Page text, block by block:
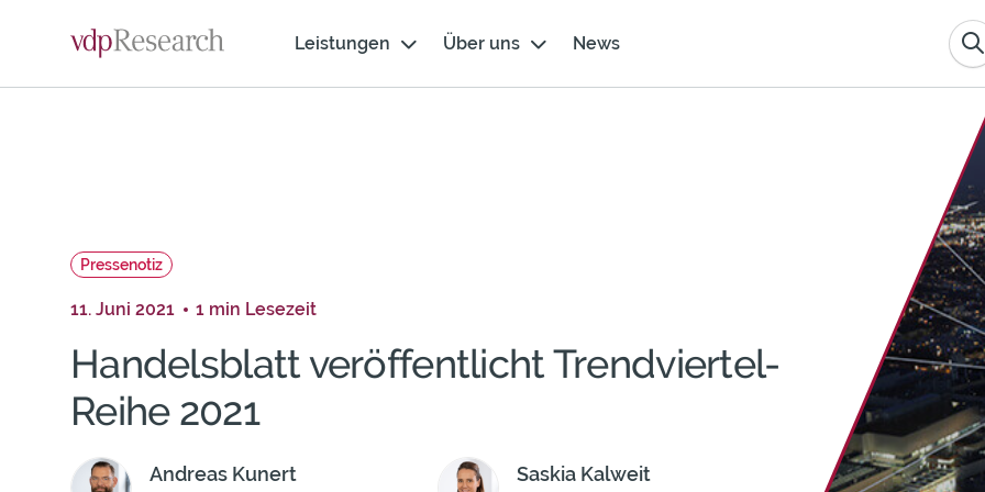
banner
NavigationLeistungen Über uns News
Pressenotiz
11. Juni 2021 1 min Lesezeit
Handelsblatt veröffentlicht Trendviertel-
Reihe 2021
Andreas Kunert Saskia Kalweit